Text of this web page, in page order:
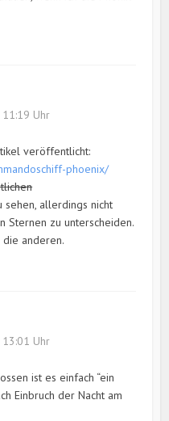
Uhr
veröffentlicht:
phoenix/
sehen, allerdings nicht
Sternen zu unterscheiden.
die anderen.
Uhr
ist es einfach “ein
Einbruch der Nacht am